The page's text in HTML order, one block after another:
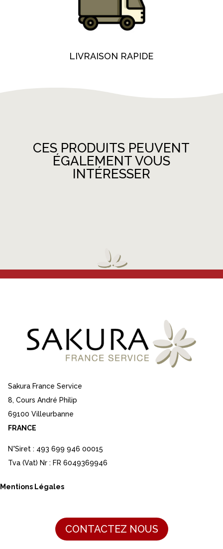
LIVRAISON RAPIDE
CES PRODUITS PEUVENT
ÉGALEMENT VOUS
INTÉRESSER
Sakura France Service
8, Cours André Philip
69100 Villeurbanne
FRANCE
N°Siret : 493 699 946 00015
Tva (Vat) Nr : FR 6049369946
Mentions Légales
CONTACTEZ NOUS